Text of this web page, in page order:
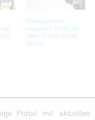
Bildergalerie
Langlauf Weltcup
Lake Placid (USA)
Sprint
Portal mit aktuellen